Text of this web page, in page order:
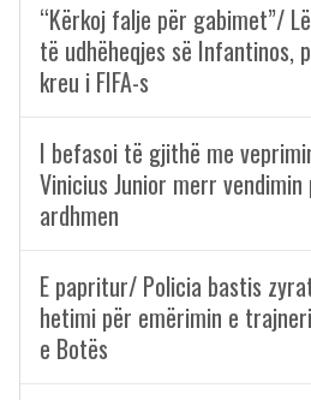
“Kërkoj falje për gabimet”/
të udhëheqjes së Infantinos,
kreu i FIFA-s
I befasoi të gjithë me
Vinicius Junior merr
ardhmen
E papritur/ Policia bastis
hetimi për emërimin e
e Botës